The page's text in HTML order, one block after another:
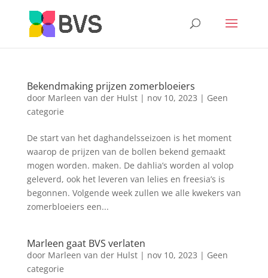
Bekendmaking prijzen zomerbloeiers
door Marleen van der Hulst| nov 10, 2023 | Geen
categorie
De start van het daghandelsseizoen is het moment
waarop de prijzen van de bollen bekend gemaakt
mogen worden. maken. De dahlia’s worden al volop
geleverd, ook het leveren van lelies en freesia’s is
begonnen. Volgende week zullen we alle kwekers van
zomerbloeiers een...
Marleen gaat BVS verlaten
door Marleen van der Hulst| nov 10, 2023 | Geen
categorie